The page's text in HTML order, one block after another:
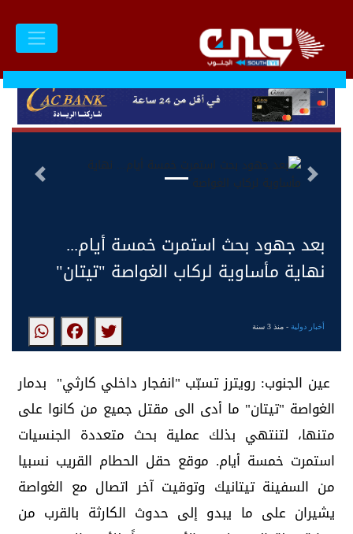
التالى السابق
بعد جهود بحث استمرت خمسة أيام...
نهاية مأساوية لركاب ‏الغواصة "تيتان"
أخبار دولية- منذ 3 سنة
‏ عين الجنوب: رويترز تسبّب "انفجار داخلي كارثي" بدمار
الغواصة "تيتان" ما أدى ‏الى مقتل جميع من كانوا على
متنها، لتنتهي بذلك عملية بحث ‏متعددة الجنسيات
استمرت خمسة أيام.‏ موقع حقل الحطام القريب نسبيا
من السفينة تيتانيك وتوقيت ‏آخر اتصال مع الغواصة
يشيران على ما يبدو إلى حدوث ‏الكارثة بالقرب من